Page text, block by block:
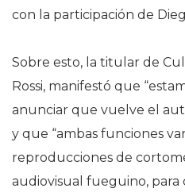
con la participación de
Sobre esto, la titular de
Rossi, manifestó que
anunciar que vuelve el
y que “ambas funciones
reproducciones de
audiovisual fueguino,